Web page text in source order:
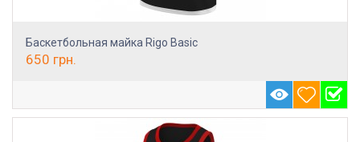
Баскетбольная майка Rigo Basic
650 грн.